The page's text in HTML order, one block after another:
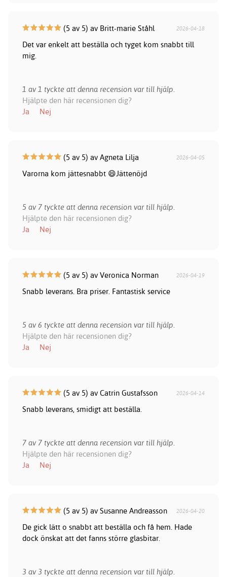
(5 av 5) av Britt-marie Ståhl 2026-04-18
Det var enkelt att beställa och tyget kom snabbt till
mig.
1 av 1 tyckte att denna recension var till hjälp.
Hjälpte den här recensionen dig?
Ja
Nej
(5 av 5) av Agneta Lilja 2026-04-05
Varorna kom jättesnabbt 😄Jättenöjd
5 av 7 tyckte att denna recension var till hjälp.
Hjälpte den här recensionen dig?
Ja
Nej
(5 av 5) av Veronica Norman 2026-04-19
Snabb leverans. Bra priser. Fantastisk service
5 av 6 tyckte att denna recension var till hjälp.
Hjälpte den här recensionen dig?
Ja
Nej
(5 av 5) av Catrin Gustafsson 2026-04-14
Snabb leverans, smidigt att beställa.
7 av 7 tyckte att denna recension var till hjälp.
Hjälpte den här recensionen dig?
Ja
Nej
(5 av 5) av Susanne Andreasson 2026-04-20
De gick lätt o snabbt att beställa och få hem. Hade
dock önskat att det fanns större glasbitar.
3 av 3 tyckte att denna recension var till hjälp.